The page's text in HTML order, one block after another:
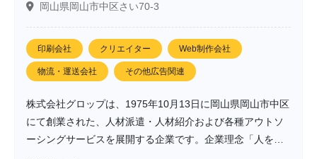
岡山県岡山市中区さい70-3
印刷会社 クリエイター Web制作会社
物流・運送会社 その他広告関連
株式会社グロップは、1975年10月13日に岡山県岡山市中区
にて創業された、人材派遣・人材紹介および各種アウトソ
ーシングサービスを展開する企業です。企業理念「人を基